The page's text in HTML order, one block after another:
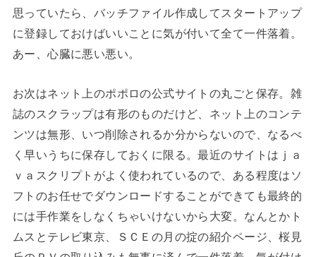
思っていたら、バッチファイル作成してスタートアップ
に登録しておけばいいことに気が付いて全て一件落着。
あー、心臓に悪い悪い。
お次はネット上のポポロの公式サイトの丸ごと保存。雑
誌のスクラップは有形のものだけど、ネット上のコンテ
ンツは無形、いつ削除されるか分からないので、なるべ
く早いうちに保存しておくに限る。最近のサイトはｊａ
ｖａスクリプトがよく使われているので、ある程度はソ
フトのお任せでダウンロードすることができても最終的
には手作業をしなくちゃいけないから大変。なんとかト
ムスとテレビ東京、ＳＣＥの月の掟の紹介ページ、桜見